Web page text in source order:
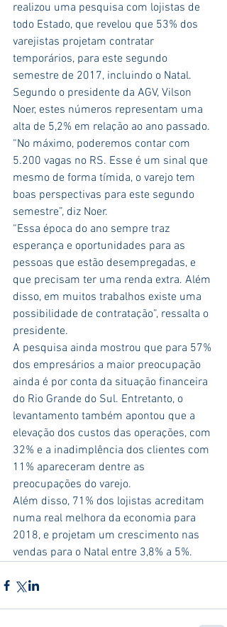
realizou uma pesquisa com lojistas de
todo Estado, que revelou que 53% dos
varejistas projetam contratar
temporários, para este segundo
semestre de 2017, incluindo o Natal.
Segundo o presidente da AGV, Vilson
Noer, estes números representam uma
alta de 5,2% em relação ao ano passado.
“No máximo, poderemos contar com
5.200 vagas no RS. Esse é um sinal que
mesmo de forma tímida, o varejo tem
boas perspectivas para este segundo
semestre”, diz Noer.
“Essa época do ano sempre traz
esperança e oportunidades para as
pessoas que estão desempregadas, e
que precisam ter uma renda extra. Além
disso, em muitos trabalhos existe uma
possibilidade de contratação”, ressalta o
presidente.
A pesquisa ainda mostrou que para 57%
dos empresários a maior preocupação
ainda é por conta da situação financeira
do Rio Grande do Sul. Entretanto, o
levantamento também apontou que a
elevação dos custos das operações, com
32% e a inadimplência dos clientes com
11% apareceram dentre as
preocupações do varejo.
Além disso, 71% dos lojistas acreditam
numa real melhora da economia para
2018, e projetam um crescimento nas
vendas para o Natal entre 3,8% a 5%.